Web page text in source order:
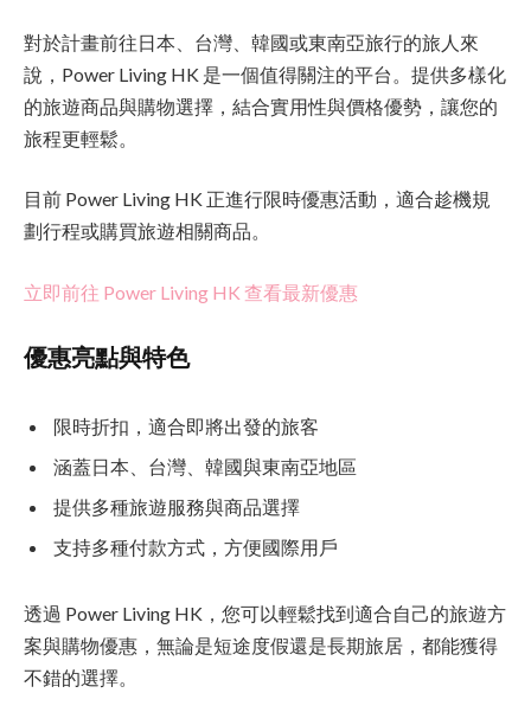
對於計畫前往日本、台灣、韓國或東南亞旅行的旅人來
說，Power Living HK 是一個值得關注的平台。提供多樣化
的旅遊商品與購物選擇，結合實用性與價格優勢，讓您的
旅程更輕鬆。
目前 Power Living HK 正進行限時優惠活動，適合趁機規
劃行程或購買旅遊相關商品。
立即前往 Power Living HK 查看最新優惠
優惠亮點與特色
限時折扣，適合即將出發的旅客
涵蓋日本、台灣、韓國與東南亞地區
提供多種旅遊服務與商品選擇
支持多種付款方式，方便國際用戶
透過 Power Living HK，您可以輕鬆找到適合自己的旅遊方
案與購物優惠，無論是短途度假還是長期旅居，都能獲得
不錯的選擇。